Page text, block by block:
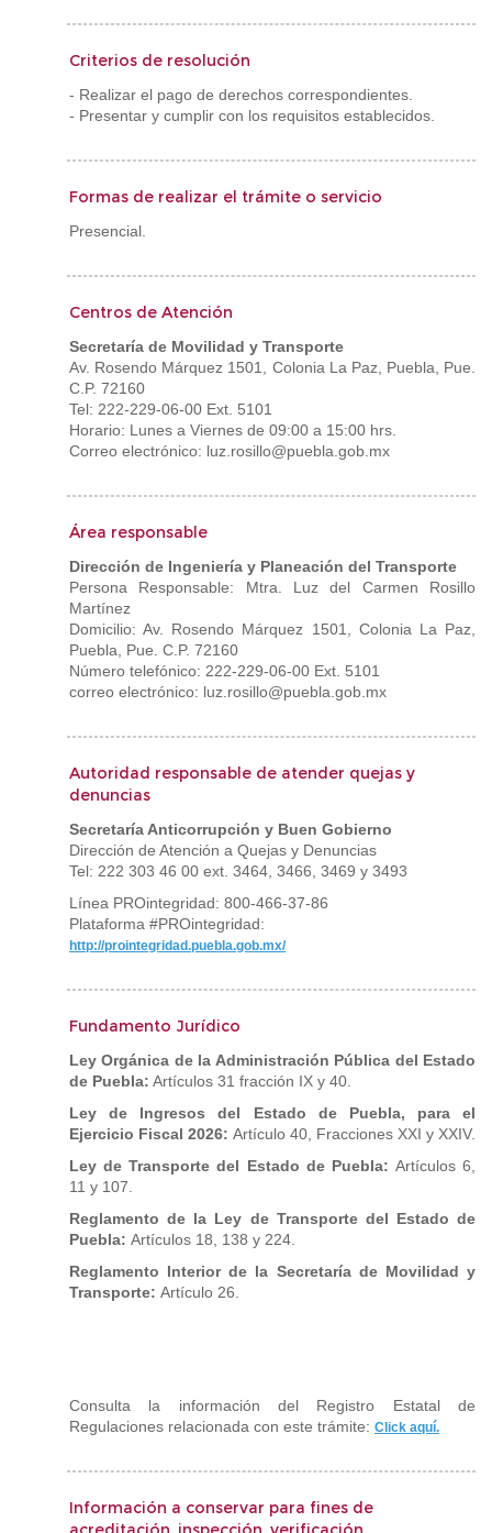
Criterios de resolución
- Realizar el pago de derechos correspondientes.
- Presentar y cumplir con los requisitos establecidos.
Formas de realizar el trámite o servicio
Presencial.
Centros de Atención
Secretaría de Movilidad y Transporte
Av. Rosendo Márquez 1501, Colonia La Paz, Puebla, Pue.
C.P. 72160
Tel: 222-229-06-00 Ext. 5101
Horario: Lunes a Viernes de 09:00 a 15:00 hrs.
Correo electrónico: luz.rosillo@puebla.gob.mx
Área responsable
Dirección de Ingeniería y Planeación del Transporte
Persona Responsable: Mtra. Luz del Carmen Rosillo
Martínez
Domicilio: Av. Rosendo Márquez 1501, Colonia La Paz,
Puebla, Pue. C.P. 72160
Número telefónico: 222-229-06-00 Ext. 5101
correo electrónico: luz.rosillo@puebla.gob.mx
Autoridad responsable de atender quejas y
denuncias
Secretaría Anticorrupción y Buen Gobierno
Dirección de Atención a Quejas y Denuncias
Tel: 222 303 46 00 ext. 3464, 3466, 3469 y 3493
Línea PROintegridad: 800-466-37-86
Plataforma #PROintegridad:
http://prointegridad.puebla.gob.mx/
Fundamento Jurídico
Ley Orgánica de la Administración Pública del Estado
de Puebla: Artículos 31 fracción IX y 40.
Ley de Ingresos del Estado de Puebla, para el
Ejercicio Fiscal 2026: Artículo 40, Fracciones XXI y XXIV.
Ley de Transporte del Estado de Puebla: Artículos 6,
11 y 107.
Reglamento de la Ley de Transporte del Estado de
Puebla: Artículos 18, 138 y 224.
Reglamento Interior de la Secretaría de Movilidad y
Transporte: Artículo 26.
Consulta la información del Registro Estatal de
Regulaciones relacionada con este trámite: Click aquí.
Información a conservar para fines de